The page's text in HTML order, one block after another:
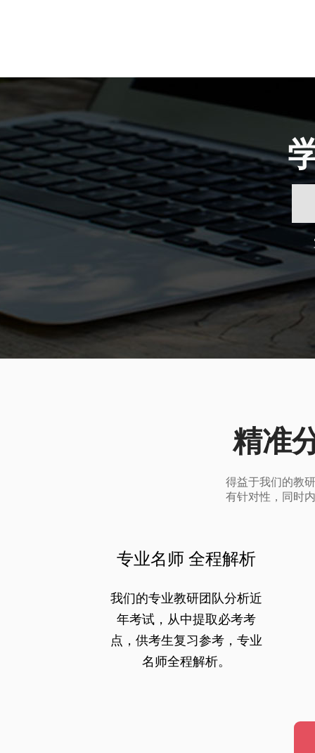
精准
得益于我们的教
有针对性，同时
专业名师 全程解析
我们的专业教研团队分析近
年考试，从中提取必考考
点，供考生复习参考，专业
名师全程解析。